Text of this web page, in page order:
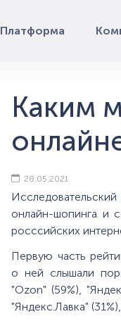
Платформа
Каким
28.05.2021
онлайн-шопинга и
росссийских
Первую часть
о ней слышали
"Ozon" (59%),
"Яндекс.Лавка"